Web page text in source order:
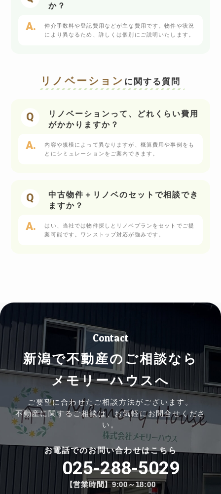
か？
仲介手数料や登記費用などが主な費用です。物件や状況
により異なるため、詳しくは個別にご説明いたします。
リノベーション に関する質問
リノベーションって、どれくらい費用
がかかりますか？
内容や規模によって異なりますが、概算費用や事例をも
とにシミュレーションをご案内できます。
中古物件＋リノベのセットで相談でき
ますか？
はい、当社では物件探しとリノベプランをセットでご提
案可能です。ワンストップ対応が強みです。
Contact
新潟で不動産のご相談なら
メモリーハウスへ
ご要望に合わせたご相談方法がございます。
不動産に関するご相談は、お気軽にお問合せくださ
い。
お電話でのお問い合わせはこちら
025-288-5029
【営業時間】9:00～18:00